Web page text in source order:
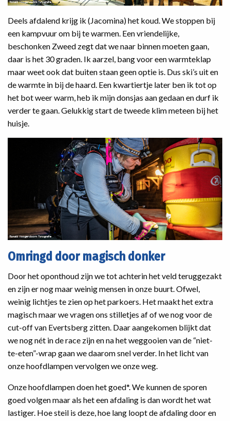
Deels afdalend krijg ik (Jacomina) het koud. We stoppen bij
een kampvuur om bij te warmen. Een vriendelijke,
beschonken Zweed zegt dat we naar binnen moeten gaan,
daar is het 30 graden. Ik aarzel, bang voor een warmteklap
maar weet ook dat buiten staan geen optie is. Dus ski’s uit en
de warmte in bij de haard. Een kwartiertje later ben ik tot op
het bot weer warm, heb ik mijn donsjas aan gedaan en durf ik
verder te gaan. Gelukkig start de tweede klim meteen bij het
huisje.
Omringd door magisch donker
Door het oponthoud zijn we tot achterin het veld teruggezakt
en zijn er nog maar weinig mensen in onze buurt. Ofwel,
weinig lichtjes te zien op het parkoers. Het maakt het extra
magisch maar we vragen ons stilletjes af of we nog voor de
cut-off van Evertsberg zitten. Daar aangekomen blijkt dat
we nog nét in de race zijn en na het weggooien van de “niet-
te-eten”-wrap gaan we daarom snel verder. In het licht van
onze hoofdlampen vervolgen we onze weg.
Onze hoofdlampen doen het goed*. We kunnen de sporen
goed volgen maar als het een afdaling is dan wordt het wat
lastiger. Hoe steil is deze, hoe lang loopt de afdaling door en